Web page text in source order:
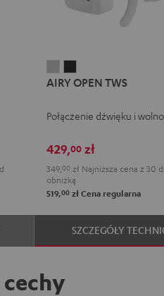
OPEN
Moon
OPEN
Night
AIRY OPEN TWS
Połączenie dźwięku i
429,00zł
349, 00zł Najniższa cena z 30
obniżką
519,00złCena regularna
SZCZEGÓŁY